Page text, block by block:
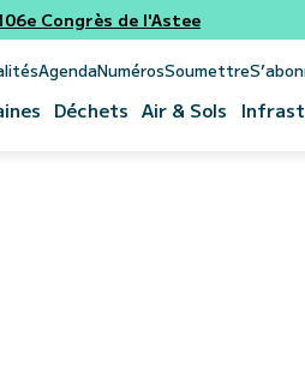
Congrès de l'Astee
AgendaNumérosSoumettre
Déchets Air & Sols